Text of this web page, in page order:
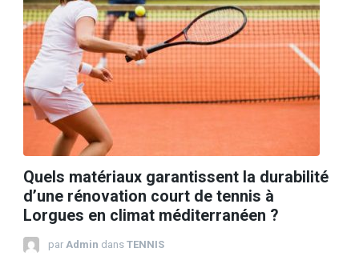
Quels matériaux garantissent la durabilité
d’une rénovation court de tennis à
Lorgues en climat méditerranéen ?
par Admin dans TENNIS